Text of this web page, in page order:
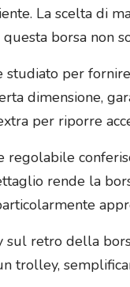
La scelta di
borsa non
studiato per
dimensione,
per riporre
regolabile
rende la
retro della
trolley,